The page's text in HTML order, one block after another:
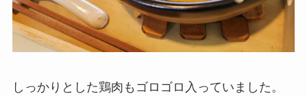
しっかりとした鶏肉もゴロゴロ入っていました。